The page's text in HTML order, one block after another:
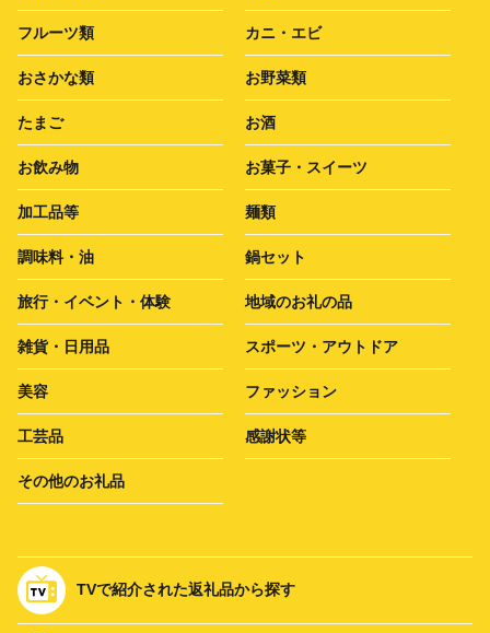
フルーツ類 カニ・エビ
おさかな類 お野菜類
たまご お酒
お飲み物 お菓子・スイーツ
加工品等 麺類
調味料・油 鍋セット
旅行・イベント・体験 地域のお礼の品
雑貨・日用品 スポーツ・アウトドア
美容 ファッション
工芸品 感謝状等
その他のお礼品
TVで紹介された返礼品から探す